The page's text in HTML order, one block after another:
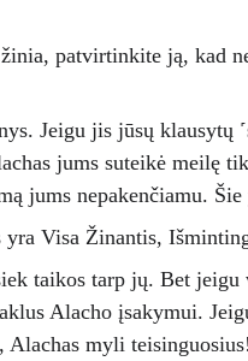
patvirtinkite ją, kad
Jeigu jis jūsų klausytų
jums suteikė meilę
jums nepakenčiamu.
Visa Žinantis,
taikos tarp jų. Bet jeigu
Alacho įsakymui.
Alachas myli teisinguosius!